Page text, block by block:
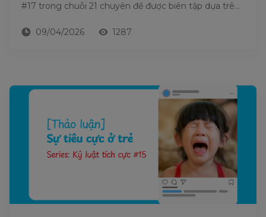
#17 trong chuỗi 21 chuyên đề được biên tập dựa trên
09/04/2026
1287